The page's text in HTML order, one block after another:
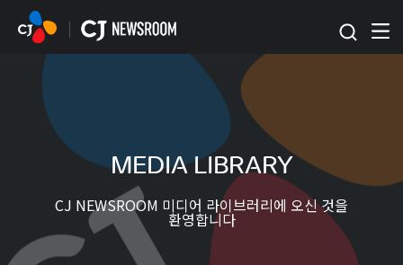
본문 바로가기
MEDIA LIBRARY
CJ NEWSROOM 미디어 라이브러리에 오신 것을
환영합니다